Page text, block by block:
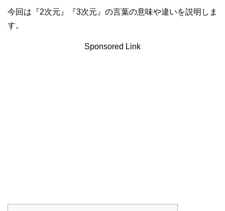
今回は『2次元』『3次元』の言葉の意味や違いを説明しま
す。
Sponsored Link